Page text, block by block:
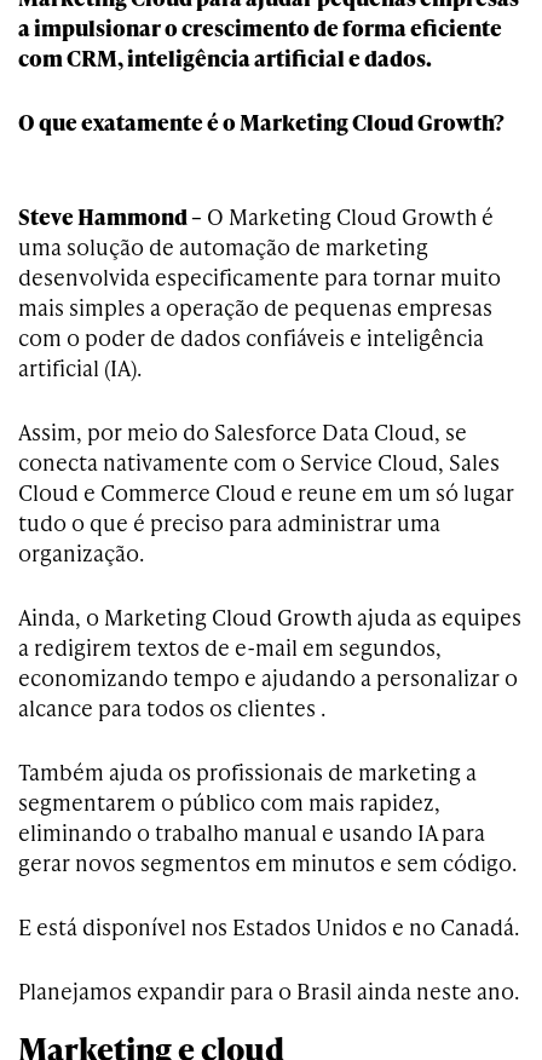
a impulsionar o crescimento de forma eficiente
com CRM, inteligência artificial e dados.
O que exatamente é o Marketing Cloud Growth?
Steve Hammond – O Marketing Cloud Growth é
uma solução de automação de marketing
desenvolvida especificamente para tornar muito
mais simples a operação de pequenas empresas
com o poder de dados confiáveis e inteligência
artificial (IA).
Assim, por meio do Salesforce Data Cloud, se
conecta nativamente com o Service Cloud, Sales
Cloud e Commerce Cloud e reune em um só lugar
tudo o que é preciso para administrar uma
organização.
Ainda, o Marketing Cloud Growth ajuda as equipes
a redigirem textos de e-mail em segundos,
economizando tempo e ajudando a personalizar o
alcance para todos os clientes .
Também ajuda os profissionais de marketing a
segmentarem o público com mais rapidez,
eliminando o trabalho manual e usando IA para
gerar novos segmentos em minutos e sem código.
E está disponível nos Estados Unidos e no Canadá.
Planejamos expandir para o Brasil ainda neste ano.
Marketing e cloud